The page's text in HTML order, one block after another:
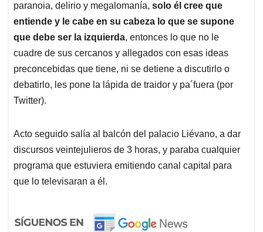
paranoia, delirio y megalomanía, solo él cree que
entiende y le cabe en su cabeza lo que se supone
que debe ser la izquierda, entonces lo que no le
cuadre de sus cercanos y allegados con esas ideas
preconcebidas que tiene, ni se detiene a discutirlo o
debatirlo, les pone la lápida de traidor y pa´fuera (por
Twitter).
Acto seguido salía al balcón del palacio Liévano, a dar
discursos veintejulieros de 3 horas, y paraba cualquier
programa que estuviera emitiendo canal capital para
que lo televisaran a él.